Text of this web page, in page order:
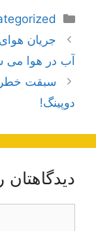
دسته‌ها
ناوبری
نوشته‌ها
جریان
آب در هوا می
سبقت
دوپینگ!
دیدگاهتان